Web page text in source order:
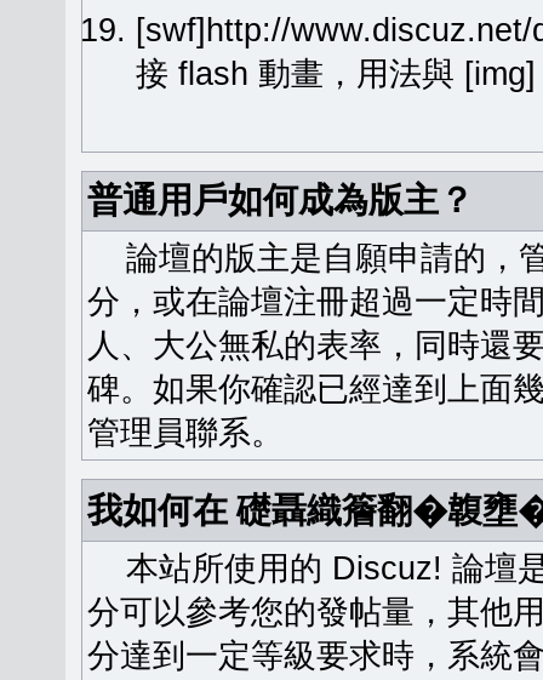
[swf]http://
接 flash 動畫，用法與
普通用戶如何成為版主？
論壇的版主是自願申請的，
分，或在論壇注冊超過一定時
人、大公無私的表率，同時還
碑。如果你確認已經達到上面
管理員聯系。
我如何在 礎聶織簷翻�䪖壅
本站所使用的 Discuz! 論壇
分可以參考您的發帖量，其他
分達到一定等級要求時，系統